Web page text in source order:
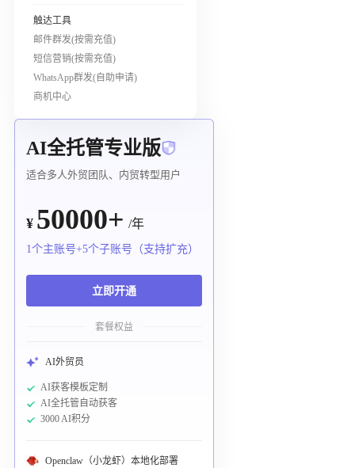
触达工具
邮件群发(按需充值)
短信营销(按需充值)
WhatsApp群发(自助申请)
商机中心
AI全托管专业版
适合多人外贸团队、内贸转型用户
¥ 50000+ /年
1个主账号+5个子账号（支持扩充）
立即开通
套餐权益
AI外贸员
AI获客模板定制
AI全托管自动获客
3000 AI积分
Openclaw（小龙虾）本地化部署